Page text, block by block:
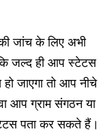
जांच के लिए अभी
जल्द ही आप स्टेटस
जाएगा तो आप नीचे
आप ग्राम संगठन या
पता कर सकते हैं।